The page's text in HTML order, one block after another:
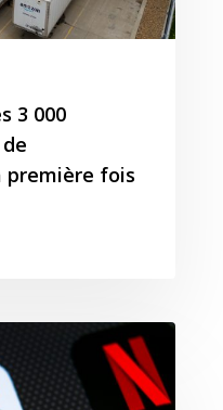
3 000
première fois